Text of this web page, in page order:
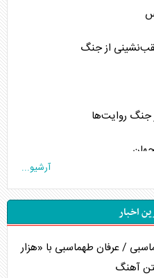
از جنگ
جنگ روایت‌ها
خطای محاسباتی شد؟
و فرازمینی چین
برابر محاصره»
آرشیو...
اخبار
/ عرفان طهماسبی با «هزار
آهنگ